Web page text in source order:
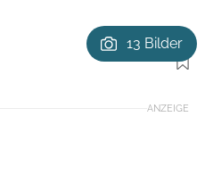
Foto: Scott
13 Bilder
ANZEIGE